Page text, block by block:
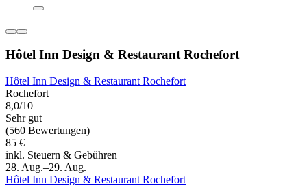
Hôtel Inn Design & Restaurant Rochefort
Hôtel Inn Design & Restaurant Rochefort
Rochefort
8,0/10
Sehr gut
(560 Bewertungen)
85 €
inkl. Steuern & Gebühren
28. Aug.–29. Aug.
Hôtel Inn Design & Restaurant Rochefort